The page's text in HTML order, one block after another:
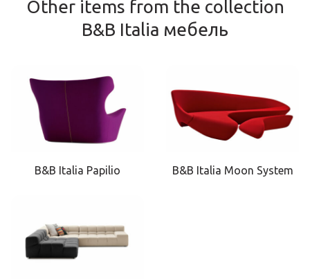
Other items from the collection
B&B Italia мебель
B&B Italia Papilio B&B Italia Moon System